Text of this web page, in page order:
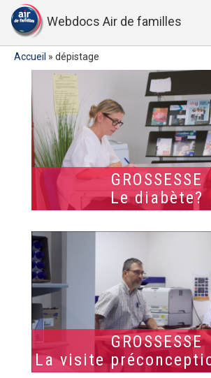
Webdocs Air de familles
Accueil » dépistage
GROSSESSE
Le diabète?
GROSSESSE
La visite